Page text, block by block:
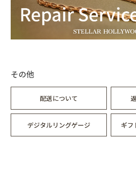
その他
配送について
デジタルリングゲージ ギフ